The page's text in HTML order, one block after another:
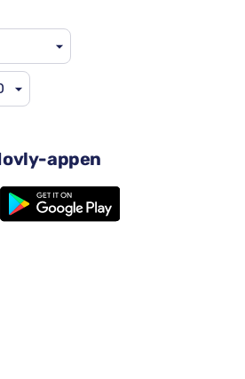
appen